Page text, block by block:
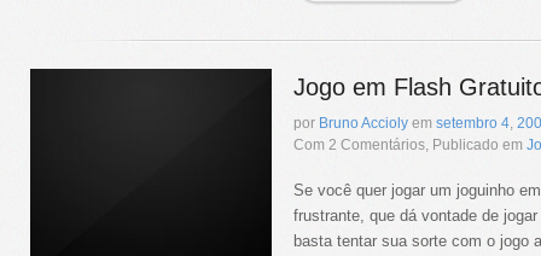
Jogo em Flash
por Bruno Accioly em setembro 4,
Com 2 Comentários, Publicado em
Se você quer jogar um joguinho
frustrante, que dá vontade de
basta tentar sua sorte com o jogo